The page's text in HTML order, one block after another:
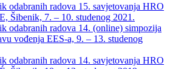
odabranih radova 15. savjetovanja HRO
Šibenik, 7. – 10. studenog 2021.
odabranih radova 14. (online) simpozija
vođenja EES-a, 9. – 13. studenog
odabranih radova 14. savjetovanja HRO